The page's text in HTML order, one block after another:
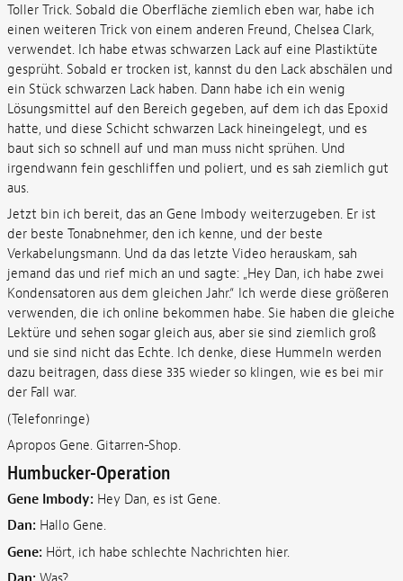
Toller Trick. Sobald die Oberfläche ziemlich eben war, habe ich
einen weiteren Trick von einem anderen Freund, Chelsea Clark,
verwendet. Ich habe etwas schwarzen Lack auf eine Plastiktüte
gesprüht. Sobald er trocken ist, kannst du den Lack abschälen und
ein Stück schwarzen Lack haben. Dann habe ich ein wenig
Lösungsmittel auf den Bereich gegeben, auf dem ich das Epoxid
hatte, und diese Schicht schwarzen Lack hineingelegt, und es
baut sich so schnell auf und man muss nicht sprühen. Und
irgendwann fein geschliffen und poliert, und es sah ziemlich gut
aus.
Jetzt bin ich bereit, das an Gene Imbody weiterzugeben. Er ist
der beste Tonabnehmer, den ich kenne, und der beste
Verkabelungsmann. Und da das letzte Video herauskam, sah
jemand das und rief mich an und sagte: „Hey Dan, ich habe zwei
Kondensatoren aus dem gleichen Jahr.“ Ich werde diese größeren
verwenden, die ich online bekommen habe. Sie haben die gleiche
Lektüre und sehen sogar gleich aus, aber sie sind ziemlich groß
und sie sind nicht das Echte. Ich denke, diese Hummeln werden
dazu beitragen, dass diese 335 wieder so klingen, wie es bei mir
der Fall war.
(Telefonringe)
Apropos Gene. Gitarren-Shop.
Humbucker-Operation
Gene Imbody: Hey Dan, es ist Gene.
Dan: Hallo Gene.
Gene: Hört, ich habe schlechte Nachrichten hier.